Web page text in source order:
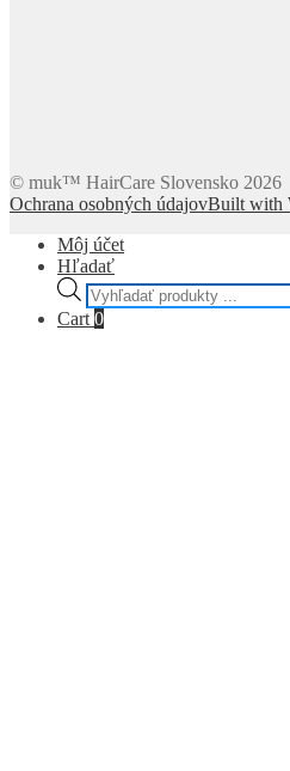
© muk™ HairCare Slovensko 2026
Ochrana osobných údajovBuilt with
Môj účet
Hľadať
Products
search
Cart 0